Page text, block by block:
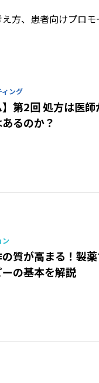
方、患者向けプロ
ィング
】第2回 処方は医
るのか？
ン
質が高まる！製
の基本を解説